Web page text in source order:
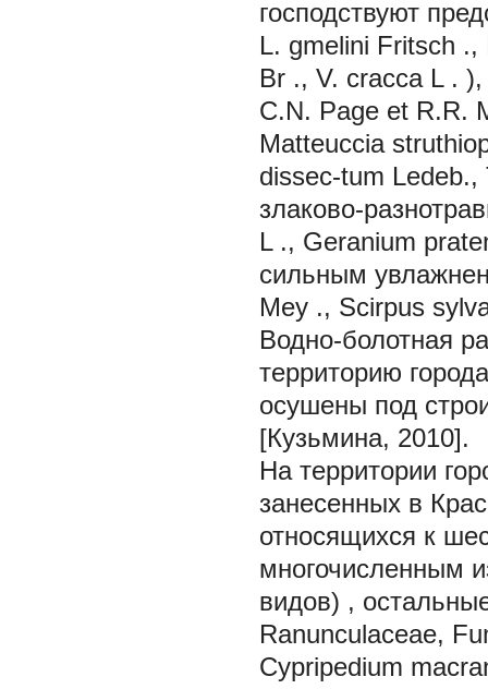
господствуют
L. gmelini Fritsch .,
Br ., V. cracca L . ),
C.N. Page et R.R.
Matteuccia
dissec-tum Ledeb.,
злаково-
L ., Geranium
сильным
Mey ., Scirpus
Водно-болотная
территорию
осушены под
[Кузьмина, 2010].
На территории
занесенных в
относящихся к
многочисленным
видов) ,
Ranunculaceae,
Cypripedium